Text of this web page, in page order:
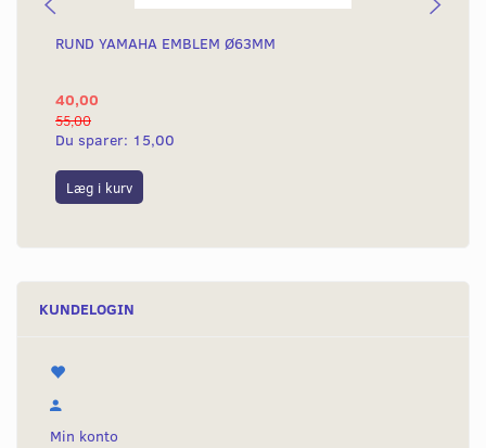
RUND YAMAHA EMBLEM Ø63MM
40,00
55,00
Du sparer: 15,00
Læg i kurv
KUNDELOGIN
Min konto